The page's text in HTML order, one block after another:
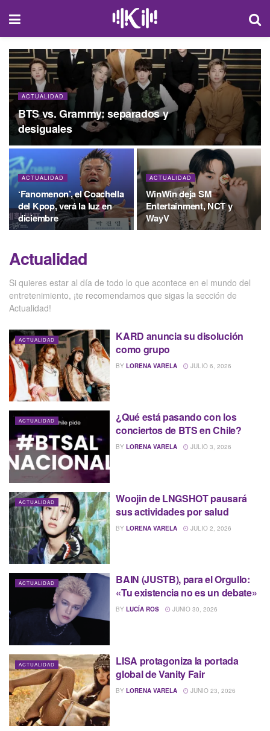
ACTUALIDAD
BTS vs. Grammy: separados y
desiguales
ACTUALIDAD
‘Fanomenon’, el Coachella
del Kpop, verá la luz en
diciembre
ACTUALIDAD
WinWin deja SM
Entertainment, NCT y
WayV
Actualidad
Si quieres estar al día de todo lo que acontece en el mundo del
entretenimiento, ¡te recomendamos que sigas la sección de
Actualidad!
ACTUALIDAD
KARD anuncia su disolución
como grupo
BY LORENA VARELA JULIO 6, 2026
ACTUALIDAD
¿Qué está pasando con los
conciertos de BTS en Chile?
BY LORENA VARELA JULIO 3, 2026
ACTUALIDAD
Woojin de LNGSHOT pausará
sus actividades por salud
BY LORENA VARELA JULIO 2, 2026
ACTUALIDAD
BAIN (JUSTB), para el Orgullo:
«Tu existencia no es un debate»
BY LUCÍA ROS JUNIO 30, 2026
ACTUALIDAD
LISA protagoniza la portada
global de Vanity Fair
BY LORENA VARELA JUNIO 23, 2026